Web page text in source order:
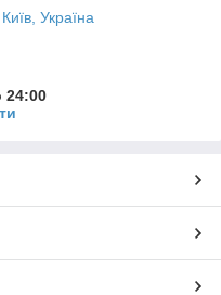
Україна
24:00